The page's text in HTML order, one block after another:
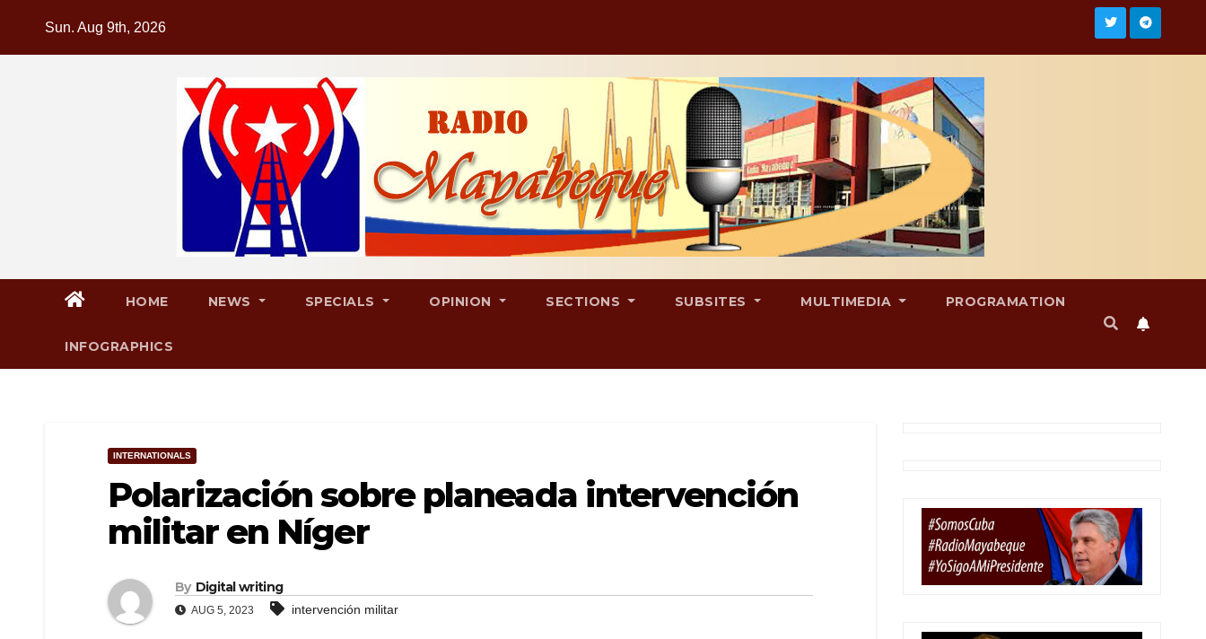
Sun. Aug 9th, 2026
HOME NEWS SPECIALS OPINION SECTIONS SUBSITES MULTIMEDIA PROGRAMATION
INFOGRAPHICS
INTERNATIONALS
Polarización sobre planeada intervención
militar en Níger
By Digital writing
AUG 5, 2023 intervención militar